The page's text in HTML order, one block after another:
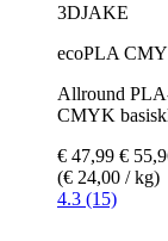
3DJAKE
ecoPLA
Allround
CMYK
€ 47,99 €
(€ 24,00 / kg)
4.3 (15)